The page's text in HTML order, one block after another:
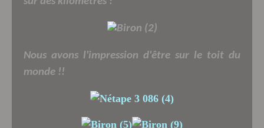
Nous avons l'impression d'être sur le toit du
monde !!